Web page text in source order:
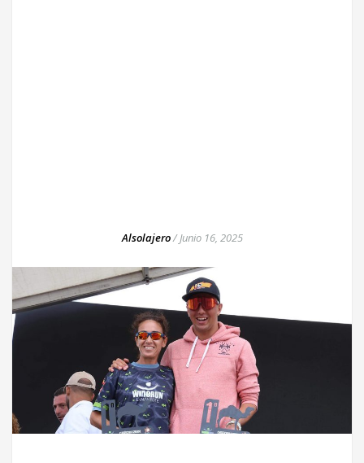
Alsolajero/Junio 16, 2025